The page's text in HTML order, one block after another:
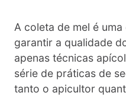
A coleta de mel é
garantir a qualidade
apenas técnicas
série de práticas de
tanto o apicultor